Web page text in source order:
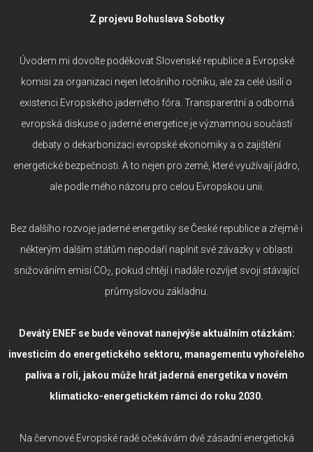
Z projevu Bohuslava Sobotky
Úvodem mi dovolte poděkovat Slovenské republice a Evropské
komisi za organizaci nejen letošního ročníku, ale za celé úsilí o
existenci Evropského jaderného fóra. Transparentní a odborná
evropská diskuse o jaderné energetice je významnou součástí
debaty o dekarbonizaci evropské ekonomiky a o zajištění
energetické bezpečnosti. A to nejen pro země, které využívají jádro,
ale podle mého názoru pro celou Evropskou unii.
Bez dalšího rozvoje jaderné energetiky se České republice a zřejmě i
některým dalším státům nepodaří naplnit své závazky v oblasti
snižováním emisí CO2
, pokud chtějí i nadále rozvíjet svoji stávající
průmyslovou základnu.
Devátý ENEF se bude věnovat nanejvýše aktuálním otázkám:
investicím do energetického sektoru, managementu vyhořelého
paliva a roli, jakou může hrát jaderná energetika v novém
klimaticko-energetickém rámci do roku 2030.
Na červnové Evropské radě očekávám dvě zásadní energetická